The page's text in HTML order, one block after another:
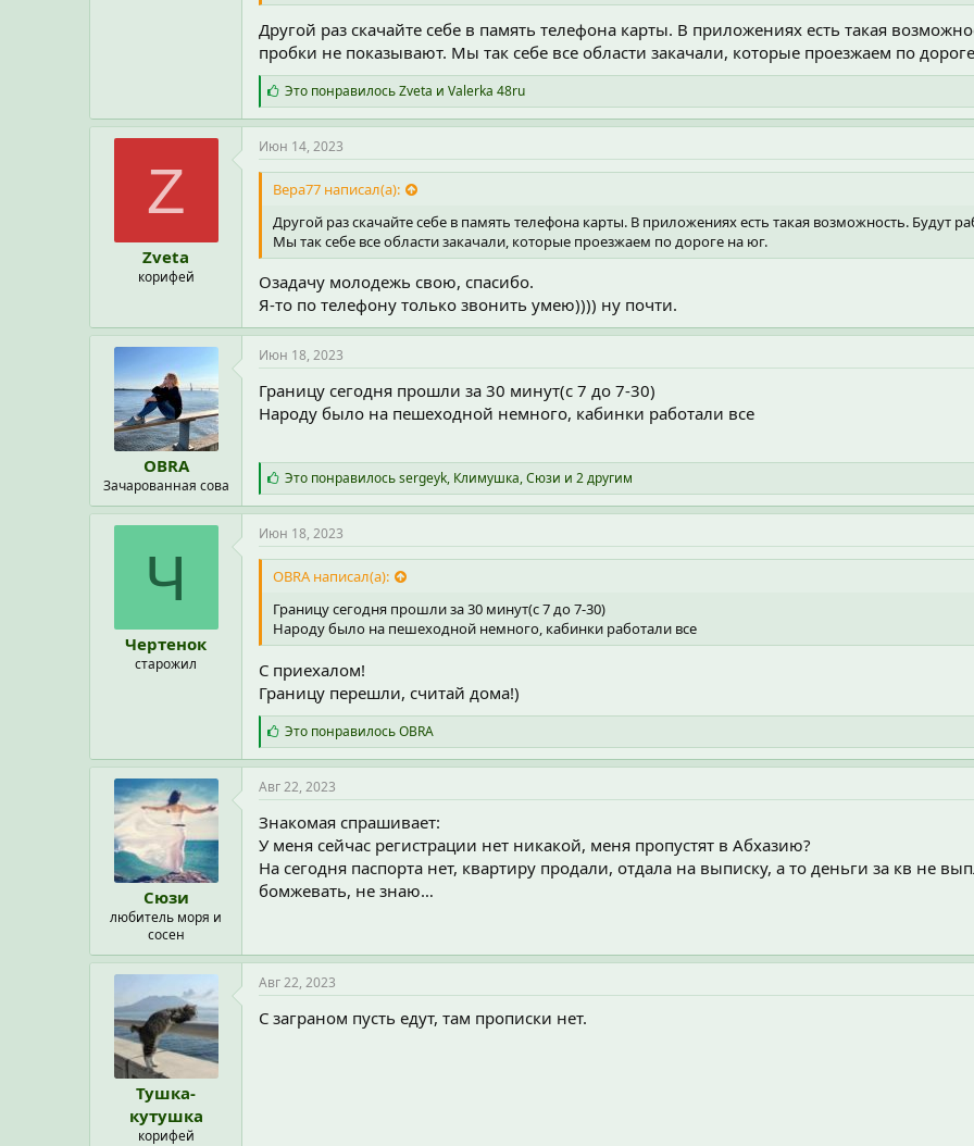
Другой раз скачайте себе в память телефона карты. В приложениях есть такая
пробки не показывают. Мы так себе все области закачали, которые проезжаем по
С
и
м
п
а
т
и
:
Это понравилосьZveta и Valerka 48ru
Z
Zveta
корифей
Июн 14, 2023
Вера77 написал(а):
Другой раз скачайте себе в память телефона карты. В приложениях есть такая возможность. Будут
Мы так себе все области закачали, которые проезжаем по дороге на юг.
Озадачу молодежь свою, спасибо.
Я-то по телефону только звонить умею)))) ну почти.
OBRA
Зачарованная сова
Июн 18, 2023
Границу сегодня прошли за 30 минут(с 7 до 7-30)
Народу было на пешеходной немного, кабинки работали все
С
и
м
п
а
т
и
:
Это понравилосьsergeyk, Климушка,Сюзи и 2 другим
Ч
Чертенок
старожил
Июн 18, 2023
OBRA написал(а):
Границу сегодня прошли за 30 минут(с 7 до 7-30)
Народу было на пешеходной немного, кабинки работали все
С приехалом!
Границу перешли, считай дома!)
С
и
м
п
а
т
и
и
:
Это понравилосьOBRA
Сюзи
любитель моря и
сосен
Авг 22, 2023
Знакомая спрашивает:
У меня сейчас регистрации нет никакой, меня пропустят в Абхазию?
На сегодня паспорта нет, квартиру продали, отдала на выписку, а то деньги за кв не
бомжевать, не знаю…
Тушка-
кутушка
корифей
Авг 22, 2023
С заграном пусть едут, там прописки нет.